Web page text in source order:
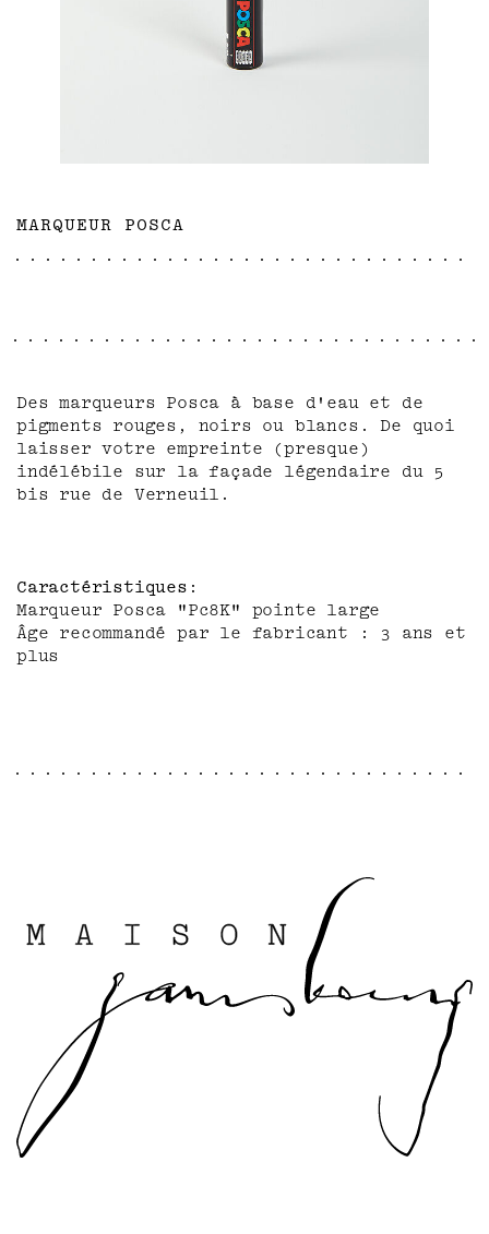
MARQUEUR POSCA
Des marqueurs Posca à base d'eau et de
pigments rouges, noirs ou blancs. De quoi
laisser votre empreinte (presque)
indélébile sur la façade légendaire du 5
bis rue de Verneuil.
Caractéristiques
Marqueur Posca "Pc8K" pointe large
Âge recommandé par le fabricant : 3 ans et
plus